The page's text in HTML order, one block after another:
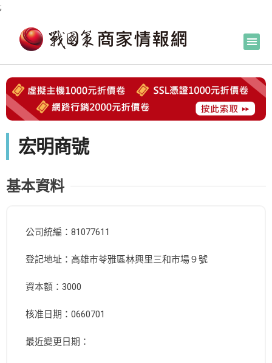
;
宏明商號
基本資料
公司統編：81077611
登記地址：高雄市苓雅區林興里三和市場９號
資本額：3000
核准日期：0660701
最近變更日期：